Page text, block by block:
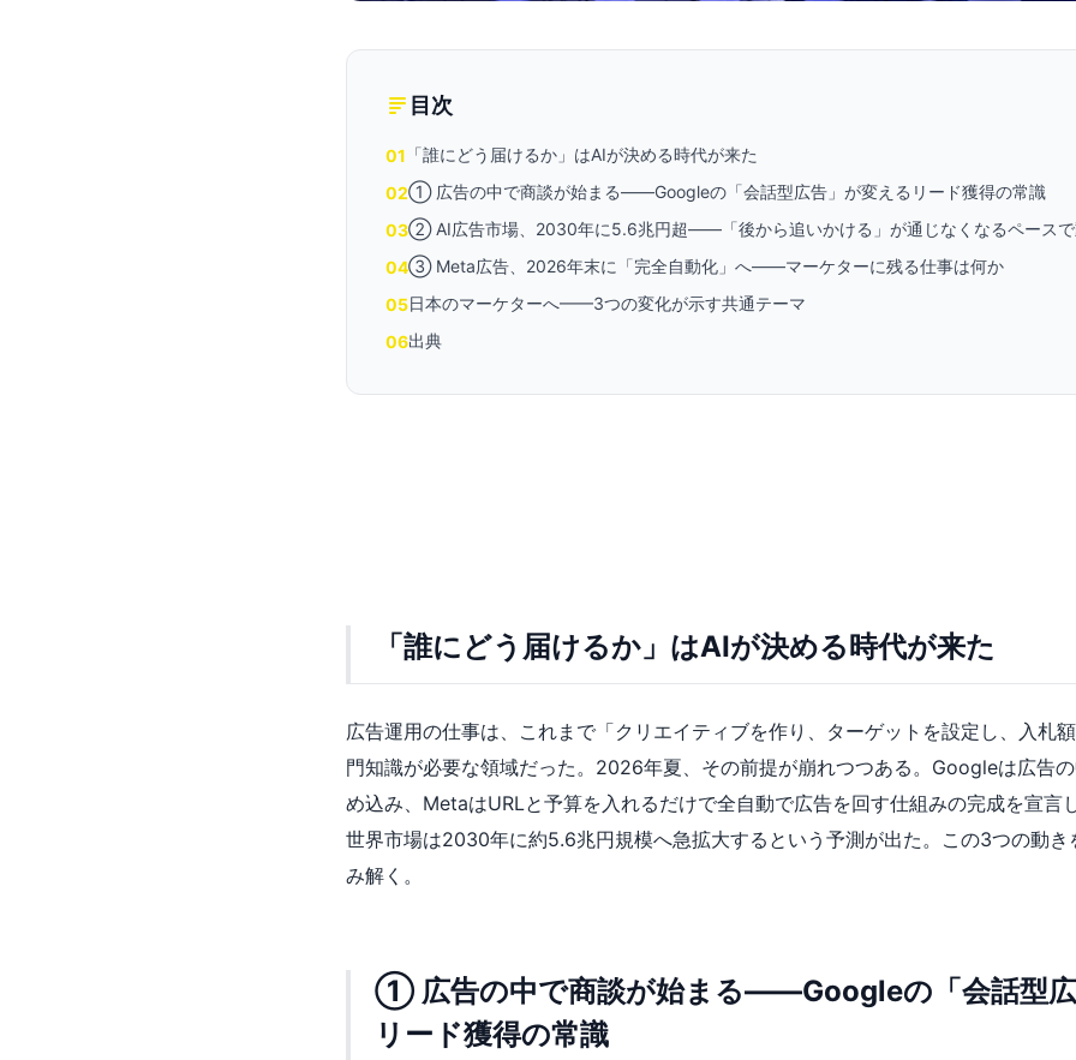
目次
01 「誰にどう届けるか」はAIが決める時代が来た
02① 広告の中で商談が始まる——Googleの「会話型広告」が変えるリード獲得の常識
03② AI広告市場、2030年に5.6兆円超——「後から追いかける」が通じなくなるペースで
04③ Meta広告、2026年末に「完全自動化」へ——マーケターに残る仕事は何か
05日本のマーケターへ——3つの変化が示す共通テーマ
06出典
「誰にどう届けるか」はAIが決める時代が来た
広告運用の仕事は、これまで「クリエイティブを作り、ターゲットを設定し、入札
門知識が必要な領域だった。2026年夏、その前提が崩れつつある。Googleは広告
め込み、MetaはURLと予算を入れるだけで全自動で広告を回す仕組みの完成を宣言
世界市場は2030年に約5.6兆円規模へ急拡大するという予測が出た。この3つの動き
み解く。
① 広告の中で商談が始まる——Googleの「会話型広
リード獲得の常識